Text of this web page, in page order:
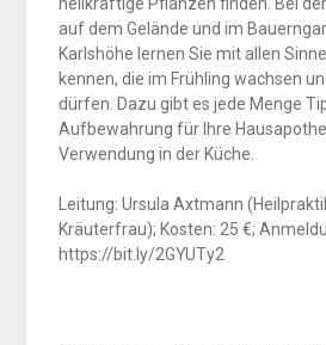
auf dem Gelände und im
Karlshöhe lernen Sie mit allen
kennen, die im Frühling wachsen
dürfen. Dazu gibt es jede Menge
Aufbewahrung für Ihre
Verwendung in der Küche.
Leitung: Ursula Axtmann
Kräuterfrau); Kosten: 25 €;
https://bit.ly/2GYUTy2